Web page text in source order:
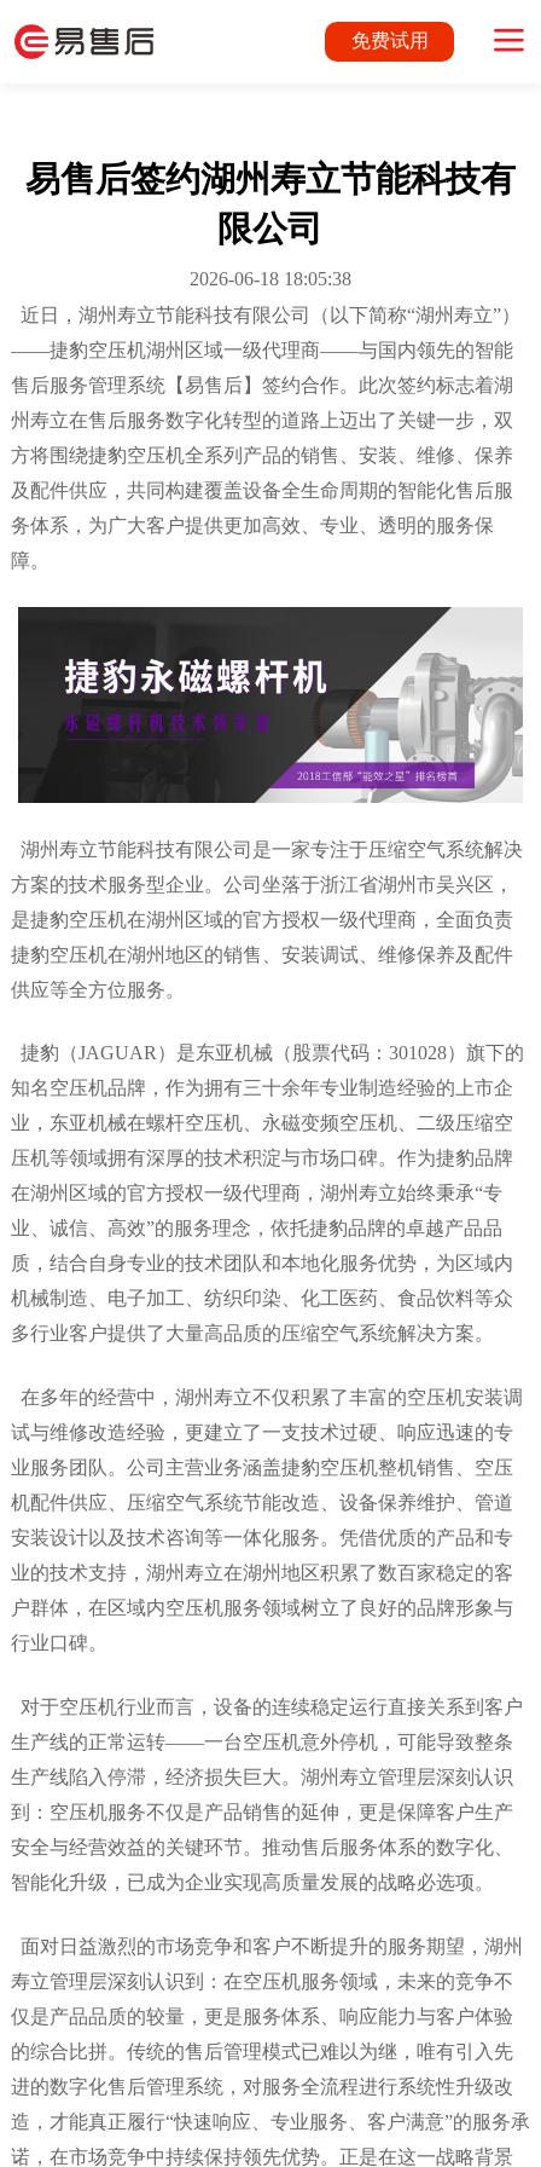
免费试用
易售后签约湖州寿立节能科技有
限公司
2026-06-18 18:05:38
近日，湖州寿立节能科技有限公司（以下简称“湖州寿立”）
——捷豹空压机湖州区域一级代理商——与国内领先的智能
售后服务管理系统【易售后】 签约合作。此次签约标志着湖
州寿立在售后服务数字化转型的道路上迈出了关键一步，双
方将围绕捷豹空压机全系列产品的销售、安装、维修、保养
及配件供应，共同构建覆盖设备全生命周期的智能化售后服
务体系，为广大客户提供更加高效、专业、透明的服务保
障。
湖州寿立节能科技有限公司是一家专注于压缩空气系统解决
方案的技术服务型企业。公司坐落于浙江省湖州市吴兴区，
是捷豹空压机在湖州区域的官方授权一级代理商，全面负责
捷豹空压机在湖州地区的销售、安装调试、维修保养及配件
供应等全方位服务。
捷豹（JAGUAR）是东亚机械（股票代码：301028）旗下的
知名空压机品牌，作为拥有三十余年专业制造经验的上市企
业，东亚机械在螺杆空压机、永磁变频空压机、二级压缩空
压机等领域拥有深厚的技术积淀与市场口碑。作为捷豹品牌
在湖州区域的官方授权一级代理商，湖州寿立始终秉承“专
业、诚信、高效”的服务理念，依托捷豹品牌的卓越产品品
质，结合自身专业的技术团队和本地化服务优势，为区域内
机械制造、电子加工、纺织印染、化工医药、食品饮料等众
多行业客户提供了大量高品质的压缩空气系统解决方案。
在多年的经营中，湖州寿立不仅积累了丰富的空压机安装调
试与维修改造经验，更建立了一支技术过硬、响应迅速的专
业服务团队。公司主营业务涵盖捷豹空压机整机销售、空压
机配件供应、压缩空气系统节能改造、设备保养维护、管道
安装设计以及技术咨询等一体化服务。凭借优质的产品和专
业的技术支持，湖州寿立在湖州地区积累了数百家稳定的客
户群体，在区域内空压机服务领域树立了良好的品牌形象与
行业口碑。
对于空压机行业而言，设备的连续稳定运行直接关系到客户
生产线的正常运转——一台空压机意外停机，可能导致整条
生产线陷入停滞，经济损失巨大。湖州寿立管理层深刻认识
到：空压机服务不仅是产品销售的延伸，更是保障客户生产
安全与经营效益的关键环节。推动售后服务体系的数字化、
智能化升级，已成为企业实现高质量发展的战略必选项。
面对日益激烈的市场竞争和客户不断提升的服务期望，湖州
寿立管理层深刻认识到：在空压机服务领域，未来的竞争不
仅是产品品质的较量，更是服务体系、响应能力与客户体验
的综合比拼。传统的售后管理模式已难以为继，唯有引入先
进的数字化售后管理系统，对服务全流程进行系统性升级改
造，才能真正履行“快速响应、专业服务、客户满意”的服务承
诺，在市场竞争中持续保持领先优势。正是在这一战略背景